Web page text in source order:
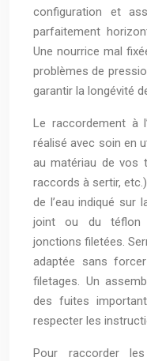
configuration et
parfaitement
Une nourrice mal
problèmes de
garantir la longévité
Le raccordement à
réalisé avec soin en
au matériau de vos
raccords à sertir,
de l’eau indiqué sur
joint ou du téflon
jonctions filetées.
adaptée sans
filetages. Un
des fuites
respecter les
Pour raccorder